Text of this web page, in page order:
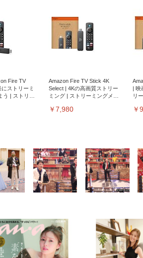
Fire TV
ストリーミ
う | ストリー
Amazon Fire TV Stick 4K
Select | 4Kの高画質ストリー
ミング | ストリーミングメデ
￥7,980
| 映
リ
￥
フィスチェア
メッシュチェ
ない ブラッ
Sezlife オフィスチェア デスク
チェア 疲れない テレワーク
チェア 強化バックレスト 30
度ロッキング機能 人間工学 椅
子 腰サポート 90度跳ね上げ
￥7,680
チ
チ
ロ
腰
￥
けプレミア
型4K
C・ホワイ
【純正品】27"ゲーミングモ
ニター DualSense 充電フッ
ク付き（CFI-ZDM1J）
￥49,979
【整備済
E2724HS
ニター フ
HD（
沢 HDMI/
スピーカ
￥
ック ペットシ
ド 42枚x2袋(84
収面:ライトブ
ネオ・ルーライフ ネオ・オム
ツ L 中型犬用 26枚入り 単品
￥1,800
ッ
ペ
ワ
￥